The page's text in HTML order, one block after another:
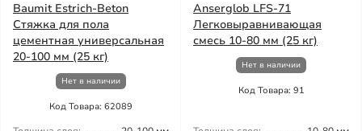
Baumit Estrich-Beton
Стяжка для пола
цементная универсальная
20-100 мм (25 кг)
Нет в наличии
Код Товара: 62089
Anserglob LFS-71
Легковыравнивающая
смесь 10-80 мм (25 кг)
Нет в наличии
Код Товара: 91